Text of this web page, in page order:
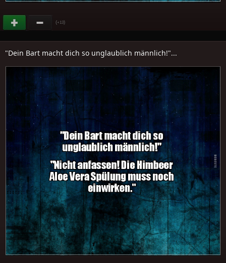
(+13)
"Dein Bart macht dich so unglaublich männlich!"...